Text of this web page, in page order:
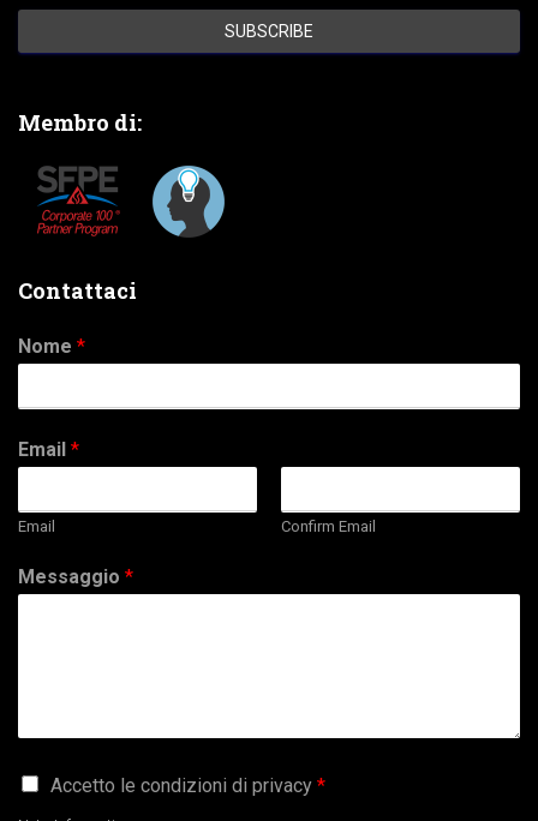
Membro di:
Contattaci
Nome *
Email *
Email Confirm Email
Messaggio *
G
Accetto le condizioni di privacy *